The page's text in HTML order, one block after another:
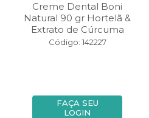
Creme Dental Boni
Natural 90 gr Hortelã &
Extrato de Cúrcuma
Código: 142227
FAÇA SEU
LOGIN